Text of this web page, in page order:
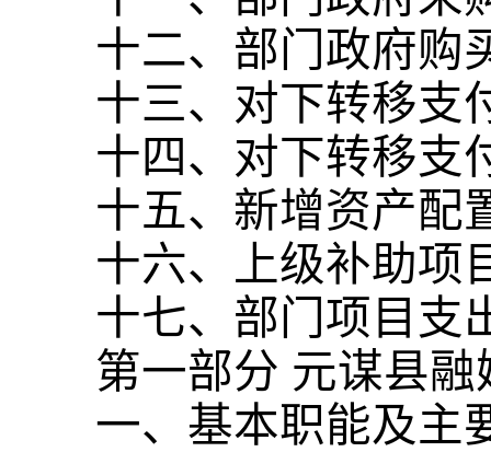
十二、部门政府购
十三、对下转移支
十四、对下转移支
十五、新增资产配
十六、上级补助项
十七、部门项目支
第一部分 元谋县
一、基本职能及主